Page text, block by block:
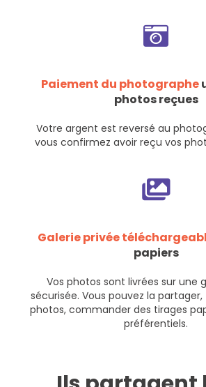
Paiement du photographe
photos reçues
Votre argent est reversé au
vous confirmez avoir reçu vos
Galerie privée
papiers
Vos photos sont livrées sur une
sécurisée. Vous pouvez la
photos, commander des tirages
préférentiels.